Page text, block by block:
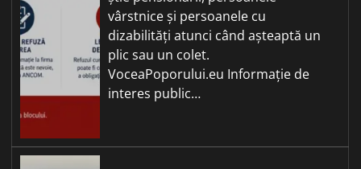
vârstnice și persoanele cu
dizabilități atunci când așteaptă un
plic sau un colet.
VoceaPoporului.eu Informație de
interes public…